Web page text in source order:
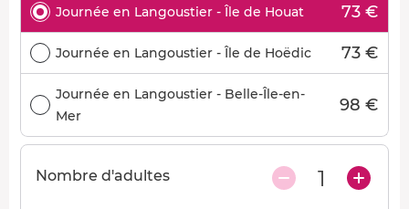
Journée en Langoustier - Île de Houat 73 €
Journée en Langoustier - Île de Hoëdic 73 €
Journée en Langoustier - Belle-Île-en-
Mer
98 €
Nombre d'adultes 1